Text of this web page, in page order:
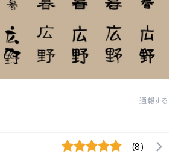
通報する
(8)